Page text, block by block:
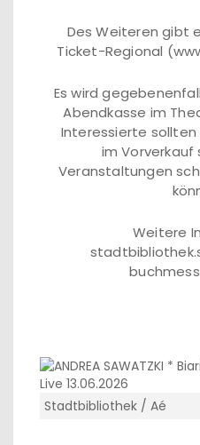
Des Weiteren gibt
Ticket-Regional
Es wird
Abendkasse im
Interessierte
im Vorverkauf
Veranstaltungen
Weitere
Stadtbibliothek / Aé